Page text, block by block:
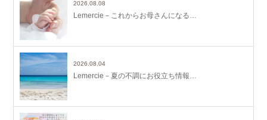
2026.08.08
Lemercie－これからお母さんになる…
2026.08.04
Lemercie－夏の不調にお役立ち情報…